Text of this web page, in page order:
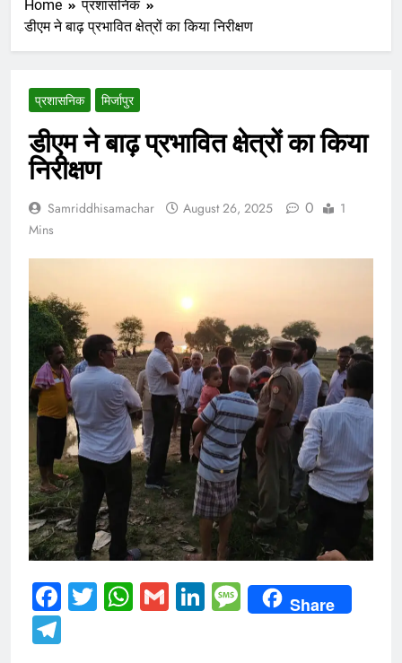
Home
प्रशासनिक
डीएम ने बाढ़ प्रभावित क्षेत्रों का किया निरीक्षण
प्रशासनिक मिर्जापुर
डीएम ने बाढ़ प्रभावित क्षेत्रों का किया
निरीक्षण
Samriddhisamachar August 26, 2025 0
1
Mins
Facebook
Twitter
WhatsApp
GmailLinkedIn
Message
Share